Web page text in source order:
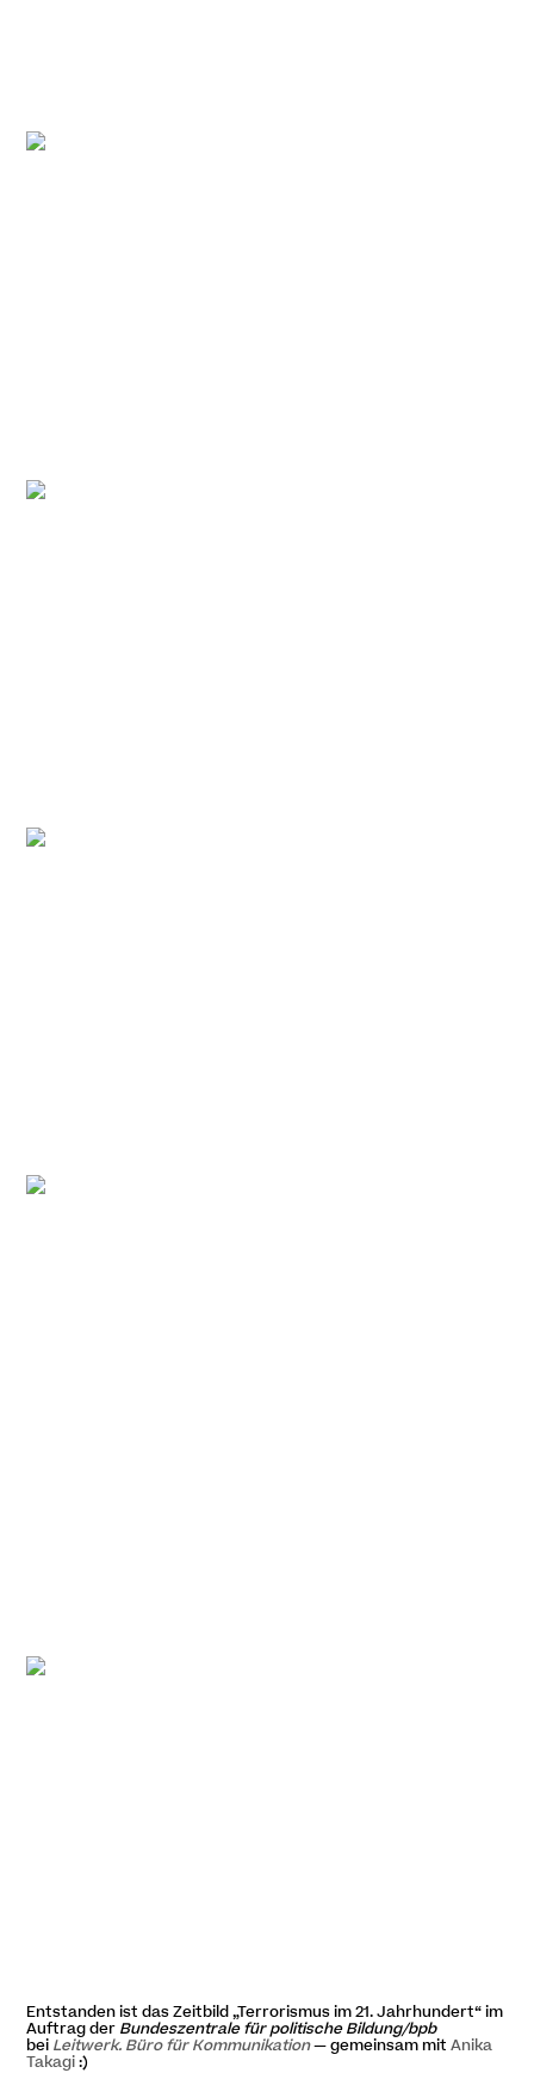
Entstanden ist das Zeitbild„Terrorismus im 21. Jahrhundert“ im
Auftrag der Bundeszentrale für politische Bildung/bpb
bei Leitwerk. Büro für Kommunikation— gemeinsam mitAnika
Takagi:)